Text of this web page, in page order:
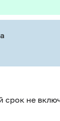
срок не